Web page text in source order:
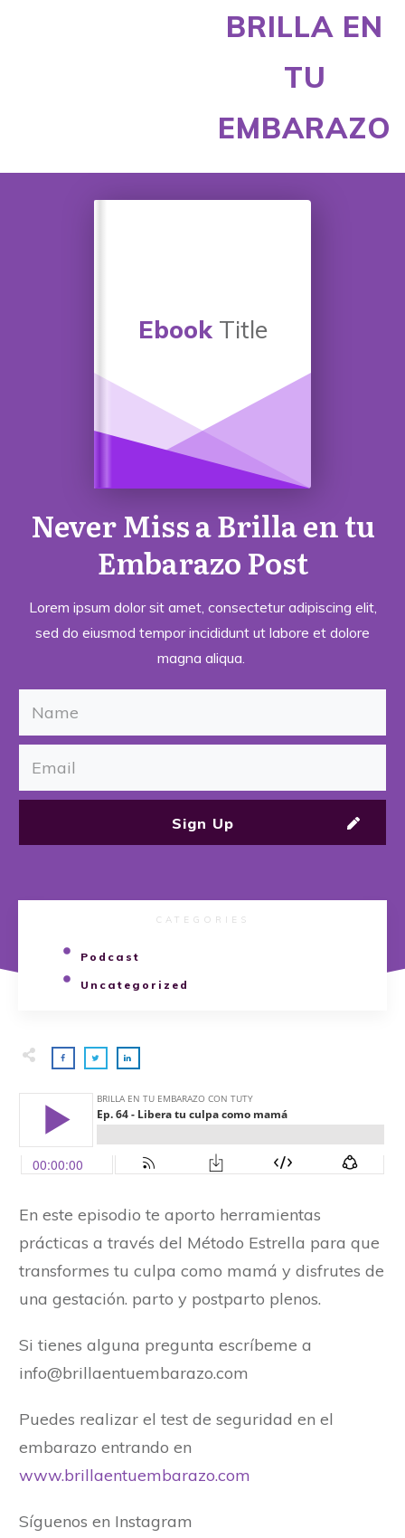
BRILLA EN
TU
EMBARAZO
Never Miss aBrilla en tu
EmbarazoPost
Lorem ipsum dolor sit amet, consectetur adipiscing elit,
sed do eiusmod tempor incididunt ut labore et dolore
magna aliqua.
Sign Up
EbookTitle
CATEGORIES
Podcast
Uncategorized
En este episodio te aporto herramientas
prácticas a través del Método Estrella para que
transformes tu culpa como mamá y disfrutes de
una gestación. parto y postparto plenos.
Si tienes alguna pregunta escríbeme a
info@brillaentuembarazo.com
Puedes realizar el test de seguridad en el
embarazo entrando en
www.brillaentuembarazo.com
Síguenos en Instagram